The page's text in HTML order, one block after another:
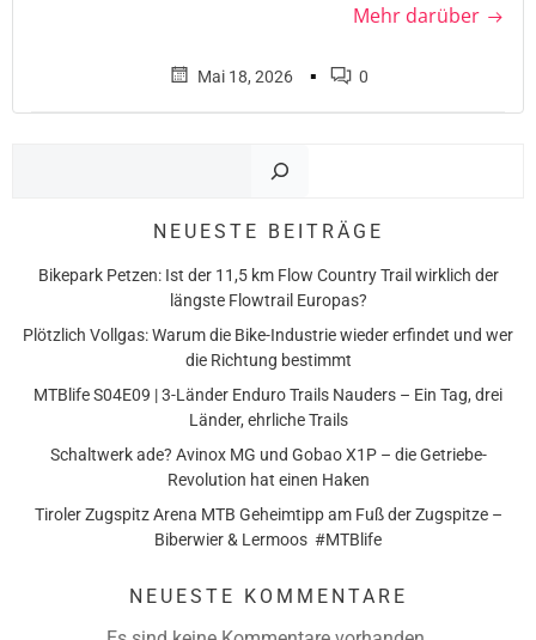
Mehr darüber
Mai 18, 2026 ▪ 0
NEUESTE BEITRÄGE
Bikepark Petzen: Ist der 11,5 km Flow Country Trail wirklich der
längste Flowtrail Europas?
Plötzlich Vollgas: Warum die Bike-Industrie wieder erfindet und wer
die Richtung bestimmt
MTBlife S04E09 | 3-Länder Enduro Trails Nauders – Ein Tag, drei
Länder, ehrliche Trails
Schaltwerk ade? Avinox MG und Gobao X1P – die Getriebe-
Revolution hat einen Haken
Tiroler Zugspitz Arena MTB Geheimtipp am Fuß der Zugspitze –
Biberwier & Lermoos #MTBlife
NEUESTE KOMMENTARE